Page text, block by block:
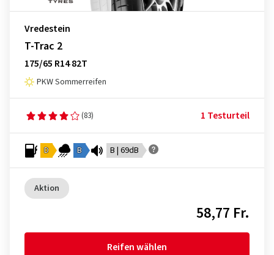
Vredestein
T-Trac 2
175/65 R14 82T
PKW Sommerreifen
(83) 1 Testurteil
D B B | 69dB
Aktion
58,77 Fr.
Reifen wählen